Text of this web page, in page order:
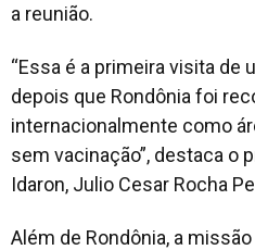
a reunião.
“Essa é a primeira visita de
depois que Rondônia foi
internacionalmente como
sem vacinação”, destaca o
Idaron, Julio Cesar Rocha
Além de Rondônia, a